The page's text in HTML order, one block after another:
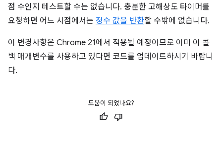
점 수인지 테스트할 수는 없습니다. 충분한 고해상도 타이머를
요청하면 어느 시점에서는 정수 값을 반환할 수밖에 없습니다.
이 변경사항은 Chrome 21에서 적용될 예정이므로 이미 이 콜
백 매개변수를 사용하고 있다면 코드를 업데이트하시기 바랍니
다.
도움이 되었나요?